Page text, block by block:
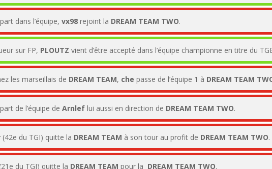
dans l’équipe, vx98rejoint la DREAM TEAM TWO.
sur FP, PLOUTZ vient d’être accepté dans l’équipe championne en titre du
les marseillais de DREAM TEAM, che passe de l’équipe 1 à DREAM TEAM
de l’équipe de Arnleflui aussi en direction de DREAM TEAM TWO.
(42e du TGI) quitte la DREAM TEAM à son tour au profit de DREAM TEAM TWO.
(21e du TGI) quitte la DREAM TEAM pour la DREAM TEAM TWO.